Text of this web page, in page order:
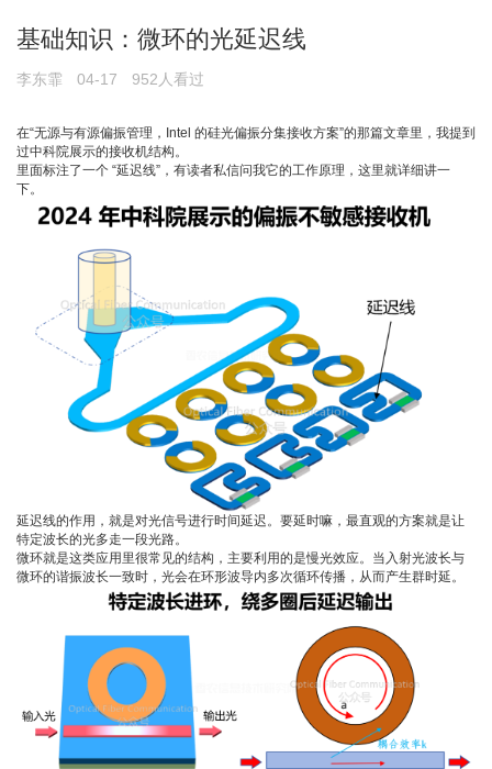
基础知识：微环的光延迟线
李东霏 04-17 952人看过
在“无源与有源偏振管理，Intel 的硅光偏振分集接收方案”的那篇文章里，我提到
过中科院展示的接收机结构。
里面标注了一个 “延迟线”，有读者私信问我它的工作原理，这里就详细讲一
下。
延迟线的作用，就是对光信号进行时间延迟。要延时嘛，最直观的方案就是让
特定波长的光多走一段光路。
微环就是这类应用里很常见的结构，主要利用的是慢光效应。当入射光波长与
微环的谐振波长一致时，光会在环形波导内多次循环传播，从而产生群时延。